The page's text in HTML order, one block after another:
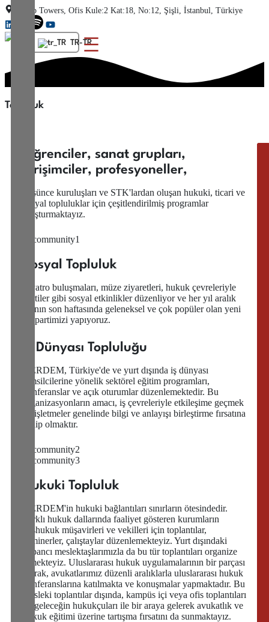
İçeriğe
atla
Trump Towers, Ofis Kule:2 Kat:18, No:12, Şişli, İstanbul, Türkiye
TR-TR
Topluluk
Öğrenciler, sanat grupları,
girişimciler, profesyoneller,
düşünce kuruluşları ve STK'lardan oluşan hukuki, ticari ve
sosyal topluluklar için çeşitlendirilmiş programlar
oluşturmaktayız.
Sosyal Topluluk
Tiyatro buluşmaları, müze ziyaretleri, hukuk çevreleriyle
partiler gibi sosyal etkinlikler düzenliyor ve her yıl aralık
ayının son haftasında geleneksel ve çok popüler olan yeni
yıl partimizi yapıyoruz.
İş Dünyası Topluluğu
HERDEM, Türkiye'de ve yurt dışında iş dünyası
temsilcilerine yönelik sektörel eğitim programları,
konferanslar ve açık oturumlar düzenlemektedir. Bu
organizasyonların amacı, iş çevreleriyle etkileşime geçmek
ve işletmeler genelinde bilgi ve anlayışı birleştirme fırsatına
sahip olmaktır.
Hukuki Topluluk
HERDEM'in hukuki bağlantıları sınırların ötesindedir.
Farklı hukuk dallarında faaliyet gösteren kurumların
başhukuk müşavirleri ve vekilleri için toplantılar,
seminerler, çalıştaylar düzenlemekteyiz. Yurt dışındaki
yabancı meslektaşlarımızla da bu tür toplantıları organize
etmekteyiz. Uluslararası hukuk uygulamalarının bir parçası
olarak, avukatlarımız düzenli aralıklarla uluslararası hukuk
konferanslarına katılmakta ve konuşmalar yapmaktadır. Bu
mesleki toplantılar dışında, kampüs içi veya ofis toplantıları
ile geleceğin hukukçuları ile bir araya gelerek avukatlık ve
hukuk eğitimi üzerine tartışma fırsatını da sunmaktayız.